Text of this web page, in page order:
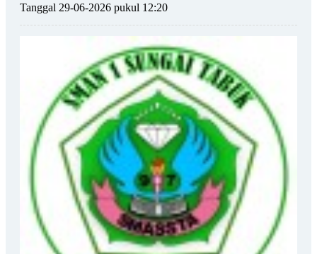
Tanggal 29-06-2026 pukul 12:20